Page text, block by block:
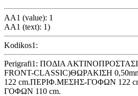
AA1 (value): 1
AA1 (text): 1)
Kodikos1:
Perigrafi1: ΠΟΔΙΑ
FRONT-CLASSIC)ΘΩΡΑΚΙΣΗ
122 cm.ΠΕΡΙΦ.ΜΕΣΗΣ-ΓΟΦΩΝ 122
ΓΟΦΩΝ 110 cm.